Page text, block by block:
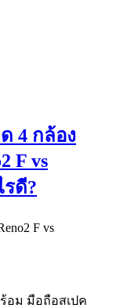
4 กล้อง
F vs
รดี?
อม มือถือสเปค